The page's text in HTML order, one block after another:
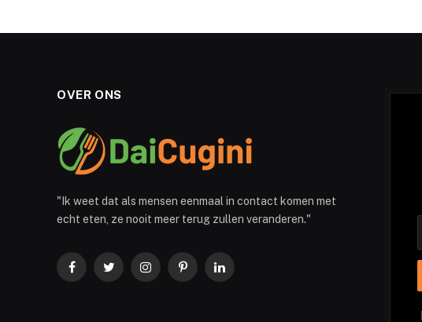
OVER ONS
"Ik weet dat als mensen eenmaal in contact komen met
echt eten, ze nooit meer terug zullen veranderen."
FacebookTwitterInstagramPinterestLinkedIn